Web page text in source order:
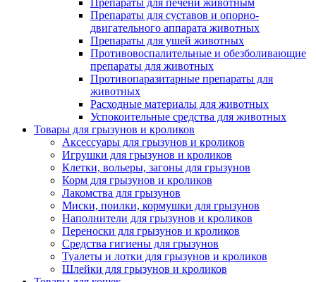
Препараты для печени животным
Препараты для суставов и опорно-
двигательного аппарата животных
Препараты для ушей животных
Противовоспалительные и обезболивающие
препараты для животных
Противопаразитарные препараты для
животных
Расходные материалы для животных
Успокоительные средства для животных
Товары для грызунов и кроликов
Аксессуары для грызунов и кроликов
Игрушки для грызунов и кроликов
Клетки, вольеры, загоны для грызунов
Корм для грызунов и кроликов
Лакомства для грызунов
Миски, поилки, кормушки для грызунов
Наполнители для грызунов и кроликов
Переноски для грызунов и кроликов
Средства гигиены для грызунов
Туалеты и лотки для грызунов и кроликов
Шлейки для грызунов и кроликов